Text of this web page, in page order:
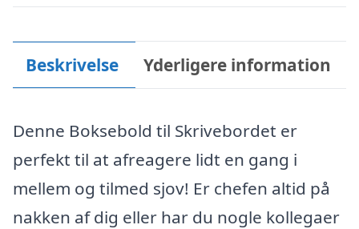
Beskrivelse Yderligere information
Denne Boksebold til Skrivebordet er
perfekt til at afreagere lidt en gang i
mellem og tilmed sjov! Er chefen altid på
nakken af dig eller har du nogle kollegaer